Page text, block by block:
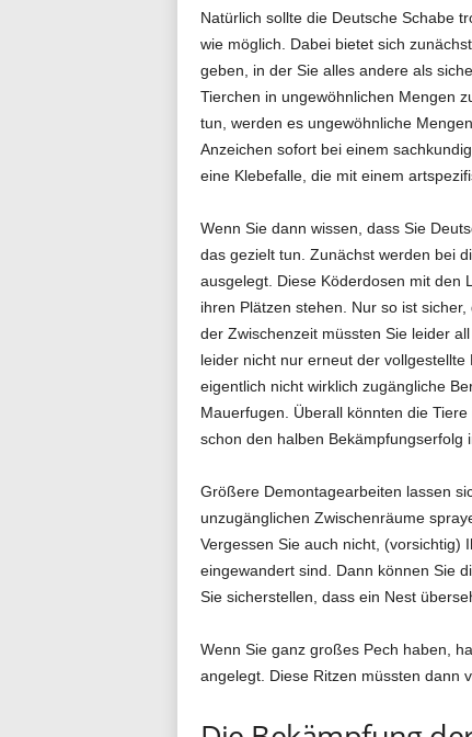
Natürlich sollte die Deutsche Schabe
wie möglich. Dabei bietet sich
geben, in der Sie alles andere als
Tierchen in ungewöhnlichen Mengen
tun, werden es ungewöhnliche
Anzeichen sofort bei einem
eine Klebefalle, die mit einem
Wenn Sie dann wissen, dass Sie
das gezielt tun. Zunächst werden bei
ausgelegt. Diese Köderdosen mit den
ihren Plätzen stehen. Nur so ist
der Zwischenzeit müssten Sie leider
leider nicht nur erneut der
eigentlich nicht wirklich zugängliche
Mauerfugen. Überall könnten die
schon den halben Bekämpfungserfolg
Größere Demontagearbeiten lassen
unzugänglichen Zwischenräume
Vergessen Sie auch nicht, (vorsichtig)
eingewandert sind. Dann können Sie
Sie sicherstellen, dass ein Nest
Wenn Sie ganz großes Pech haben,
angelegt. Diese Ritzen müssten dann